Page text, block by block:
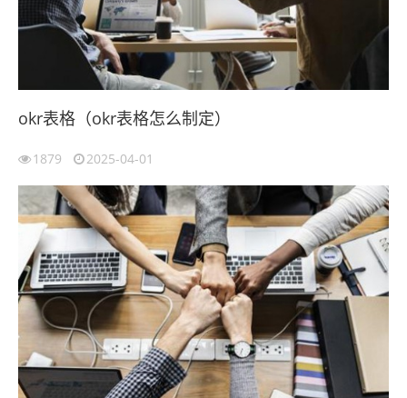
okr表格（okr表格怎么制定）
1879 2025-04-01